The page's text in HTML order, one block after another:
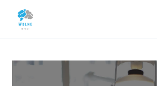
Lifestyle